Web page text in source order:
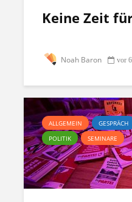
Keine Zeit
Noah Baron vor
ALLGEMEIN GESPRÄCH
POLITIK
SEMINARE